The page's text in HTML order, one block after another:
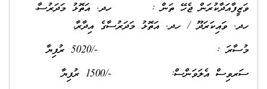
ވަޒީފާއަދާކުރަން ޖެހޭ ތަން : ހދ. އަތޮޅު މަދަރުސާ،
ހދ. ވައިކަރަދޫ / ހދ. އަތޮޅު މަދަރުސާގެ އިދާރާ،
މުސާރަ : -/5020 ރުފިޔާ
ސަރވިސް އެލަވަންސް: -/1500 ރުފިޔާ